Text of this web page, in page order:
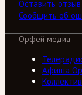
Оставить
Сообщить об
Орфей медиа
Афиша